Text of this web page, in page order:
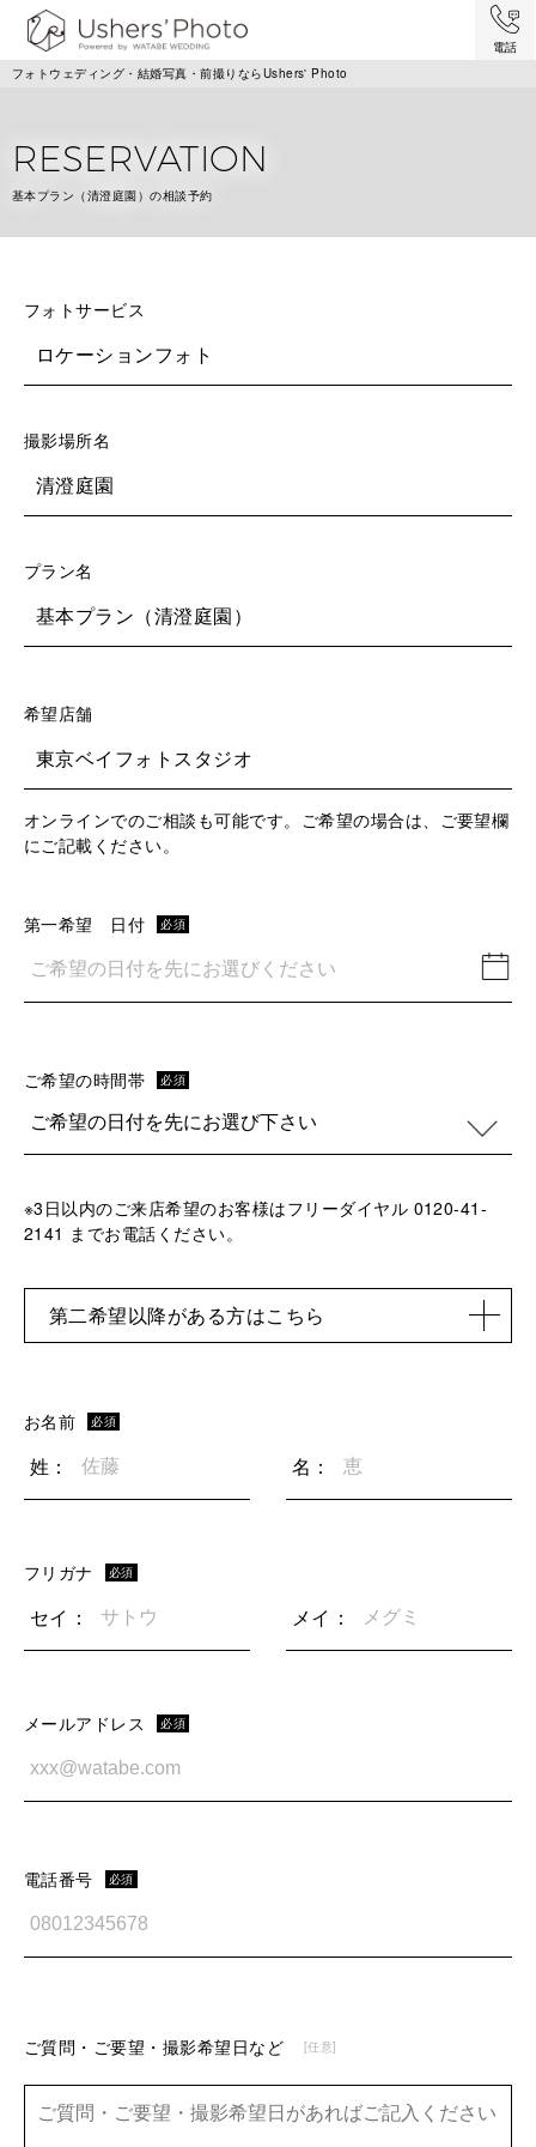
電話
フォトウェディング・結婚写真・前撮りならUshers' Photo
RESERVATION
基本プラン（清澄庭園）の相談予約
フォトサービス
ロケーションフォト
撮影場所名
清澄庭園
プラン名
基本プラン（清澄庭園）
希望店舗
東京ベイフォトスタジオ
オンラインでのご相談も可能です。ご希望の場合は、ご要望欄
にご記載ください。
第一希望 日付 必須
ご希望の時間帯 必須
※3日以内のご来店希望のお客様はフリーダイヤル 0120-41-
2141 までお電話ください。
第二希望以降がある方はこちら
お名前 必須
姓： 名：
フリガナ 必須
セイ： メイ：
メールアドレス 必須
電話番号 必須
ご質問・ご要望・撮影希望日など [任意]